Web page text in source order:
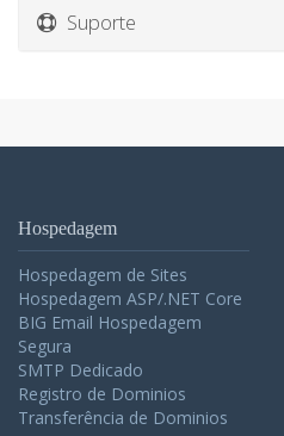
Suporte
Hospedagem
Hospedagem de Sites
Hospedagem ASP/.NET Core
BIG Email Hospedagem
Segura
SMTP Dedicado
Registro de Dominios
Transferência de Dominios